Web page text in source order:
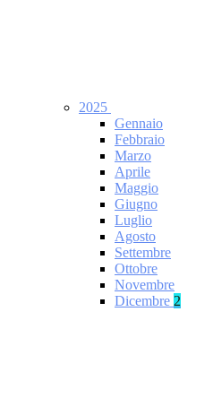
2025
Gennaio
Febbraio
Marzo
Aprile
Maggio
Giugno
Luglio
Agosto
Settembre
Ottobre
Novembre
Dicembre 2